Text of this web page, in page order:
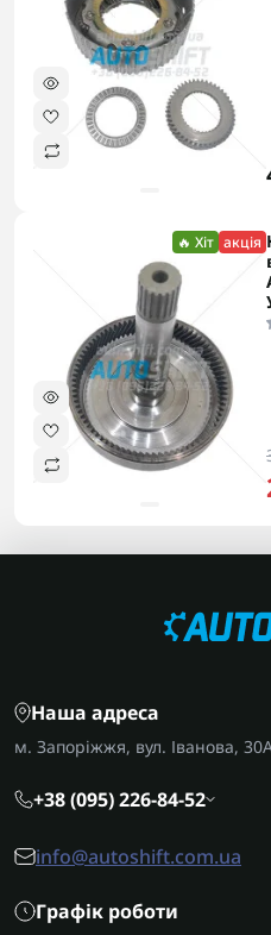
🔥 Хіт акція
Наша адреса
м. Запоріжжя, вул. Іванова,
+38 (095) 226-84-52
info@autoshift.com.ua
Графік роботи